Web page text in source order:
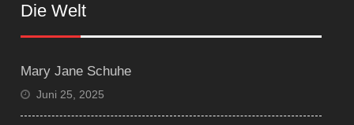
Die Welt
Mary Jane Schuhe
Juni 25, 2025